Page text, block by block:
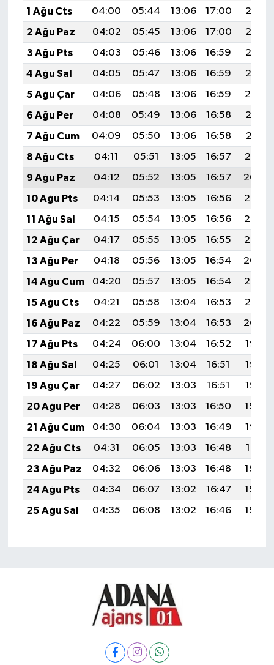
1 Ağu Cts
04:00 05:44 13:06 17:00
20:18
2 Ağu Paz
04:02 05:45 13:06 17:00
20:17
3 Ağu Pts
04:03 05:46 13:06 16:59
20:16
4 Ağu Sal
04:05 05:47 13:06 16:59
20:15
5 Ağu Çar
04:06 05:48 13:06 16:59
20:14
6 Ağu Per
04:08 05:49 13:06 16:58
20:13
7 Ağu Cum
04:09 05:50 13:06 16:58
20:11
8 Ağu Cts
04:11 05:51 13:05 16:57
20:10
9 Ağu Paz
04:12 05:52 13:05 16:57
20:09
10 Ağu Pts
04:14 05:53 13:05 16:56
20:08
11 Ağu Sal
04:15 05:54 13:05 16:56
20:06
12 Ağu Çar
04:17 05:55 13:05 16:55
20:05
13 Ağu Per
04:18 05:56 13:05 16:54
20:04
14 Ağu Cum
04:20 05:57 13:05 16:54
20:02
15 Ağu Cts
04:21 05:58 13:04 16:53
20:01
16 Ağu Paz
04:22 05:59 13:04 16:53
20:00
17 Ağu Pts
04:24 06:00 13:04 16:52
19:58
18 Ağu Sal
04:25 06:01 13:04 16:51
19:57
19 Ağu Çar
04:27 06:02 13:03 16:51
19:55
20 Ağu Per
04:28 06:03 13:03 16:50
19:54
21 Ağu Cum
04:30 06:04 13:03 16:49
19:52
22 Ağu Cts
04:31 06:05 13:03 16:48
19:51
23 Ağu Paz
04:32 06:06 13:03 16:48
19:50
24 Ağu Pts
04:34 06:07 13:02 16:47
19:48
25 Ağu Sal
04:35 06:08 13:02 16:46 19:46